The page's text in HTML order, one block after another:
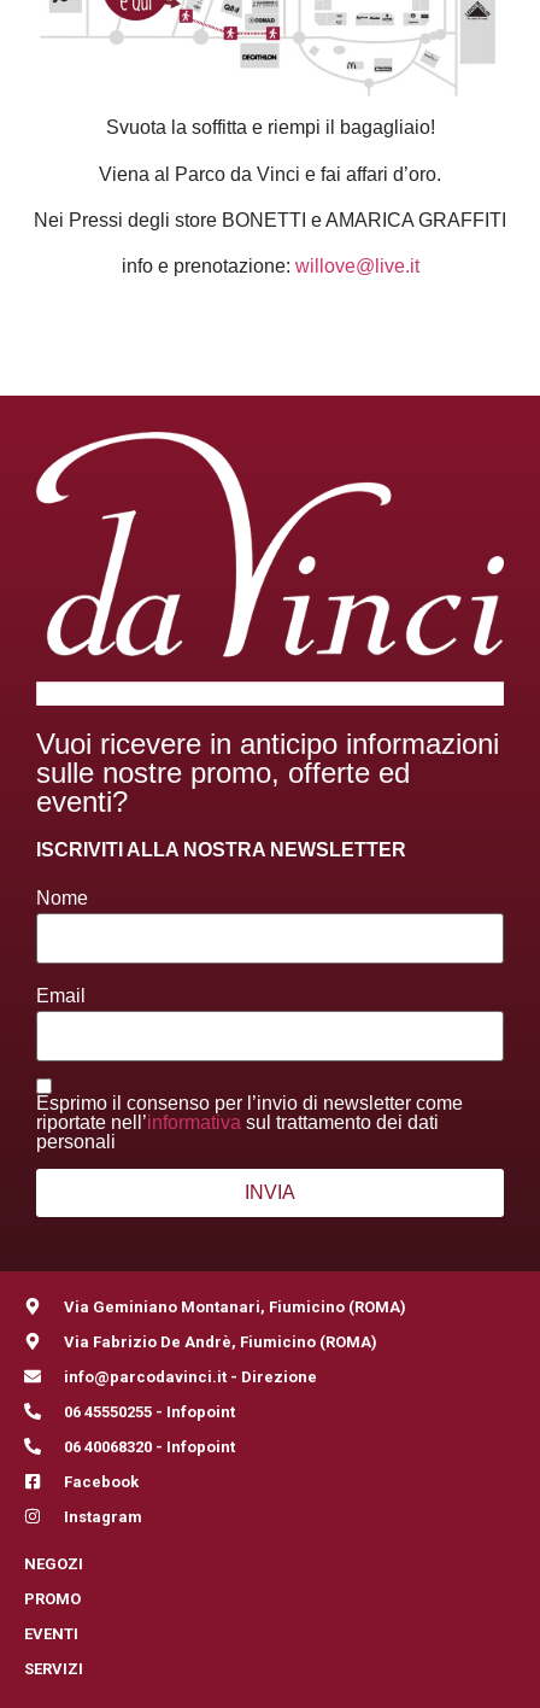
Svuota la soffitta e riempi il bagagliaio!
Viena al Parco da Vinci e fai affari d’oro.
Nei Pressi degli store BONETTI e AMARICA GRAFFITI
info e prenotazione: willove@live.it
Vuoi ricevere in anticipo informazioni
sulle nostre promo, offerte ed
eventi?
ISCRIVITI ALLA NOSTRA NEWSLETTER
Nome
Email
Esprimo il consenso per l’invio di newsletter come
riportate nell’informativa sul trattamento dei dati
personali
Via Geminiano Montanari, Fiumicino (ROMA)
Via Fabrizio De Andrè, Fiumicino (ROMA)
info@parcodavinci.it - Direzione
06 45550255 - Infopoint
06 40068320 - Infopoint
Facebook
Instagram
NEGOZI
PROMO
EVENTI
SERVIZI